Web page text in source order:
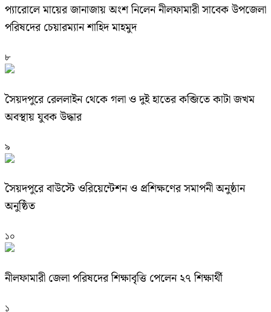
প্যারোলে মায়ের জানাজায় অংশ নিলেন নীলফামারী সাবেক উপজেলা
পরিষদের চেয়ারম্যান শাহিদ মাহমুদ
৮
সৈয়দপুরে রেললাইন থেকে গলা ও দুই হাতের কব্জিতে কাটা জখম
অবস্থায় যুবক উদ্ধার
৯
সৈয়দপুরে বাউস্টে ওরিয়েন্টেশন ও প্রশিক্ষণের সমাপনী অনুষ্ঠান
অনুষ্ঠিত
১০
নীলফামারী জেলা পরিষদের শিক্ষাবৃত্তি পেলেন ২৭ শিক্ষার্থী
১